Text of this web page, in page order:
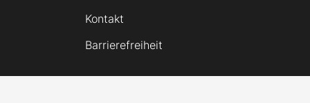
Kontakt
Barrierefreiheit